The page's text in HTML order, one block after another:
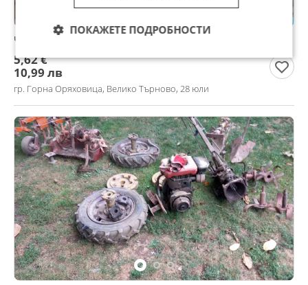
Части двигатели акме роджерини
5,62 €
10,99 лв
гр. Горна Оряховица, Велико Търново, 28 юли
ПОКАЖЕТЕ ПОДРОБНОСТИ